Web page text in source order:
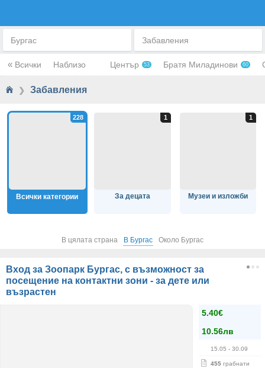
Бургас Забавления
« Всички Наблизо Център 53 Братя Миладинови 60
❯ Забавления
Всички категории За децата Музеи и изложби
В цялата страна В Бургас Около Бургас
Вход за Зоопарк Бургас, с възможност за
посещение на контактни зони - за дете или
възрастен
5.40€
10.56лв
15.05 - 30.09
455 грабнати